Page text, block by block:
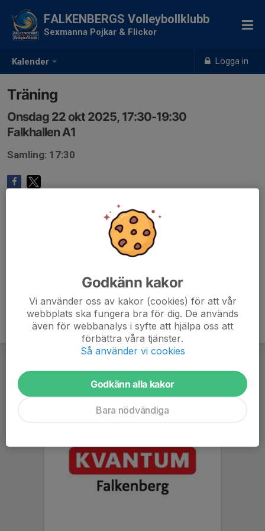
Kalender Logga in
FALKENBERGS Volleybollklubb
Sexmanna Pojkar & Flickor
Träning
Onsdag 22 okt 2025, 17:30-19:30
Falkhallen A1
Samling: 17:30
Godkänn kakor
Vi använder oss av kakor (cookies) för att vår
webbplats ska fungera bra för dig. De används
även för webbanalys i syfte att hjälpa oss att
förbättra våra tjänster.
Så använder vi cookies
Godkänn alla kakor
Bara nödvändiga